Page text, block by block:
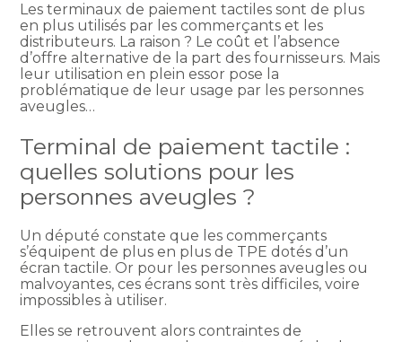
Les terminaux de paiement tactiles sont de plus
en plus utilisés par les commerçants et les
distributeurs. La raison ? Le coût et l’absence
d’offre alternative de la part des fournisseurs. Mais
leur utilisation en plein essor pose la
problématique de leur usage par les personnes
aveugles…
Terminal de paiement tactile :
quelles solutions pour les
personnes aveugles ?
Un député constate que les commerçants
s’équipent de plus en plus de TPE dotés d’un
écran tactile. Or pour les personnes aveugles ou
malvoyantes, ces écrans sont très difficiles, voire
impossibles à utiliser.
Elles se retrouvent alors contraintes de